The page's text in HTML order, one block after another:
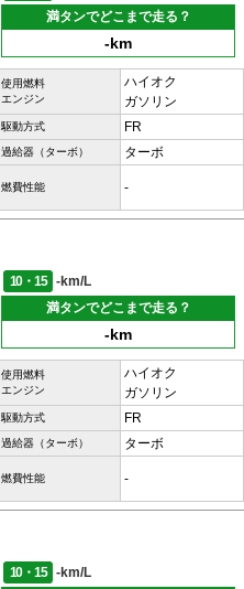
満タンでどこまで走る？
-km
使用燃料
エンジン
ハイオク
ガソリン
駆動方式 FR
過給器（ターボ） ターボ
燃費性能 -
10・15
-km/L
満タンでどこまで走る？
-km
使用燃料
エンジン
ハイオク
ガソリン
駆動方式 FR
過給器（ターボ） ターボ
燃費性能 -
10・15
-km/L